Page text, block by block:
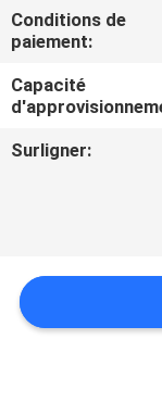
NOUS
DEMANDEZ
UNE
PLAN
DU
SITE
Conditions de
paiement:
Capacité
Surligner: